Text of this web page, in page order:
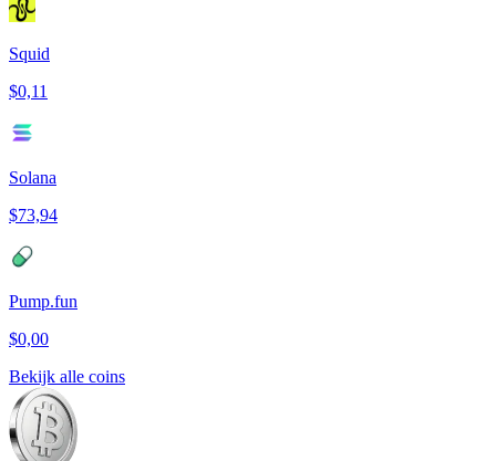
Squid
$0,11
Solana
$73,94
Pump.fun
$0,00
Bekijk alle coins